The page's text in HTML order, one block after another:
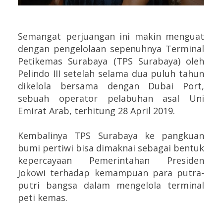
Semangat perjuangan ini makin menguat
dengan pengelolaan sepenuhnya Terminal
Petikemas Surabaya (TPS Surabaya) oleh
Pelindo III setelah selama dua puluh tahun
dikelola bersama dengan Dubai Port,
sebuah operator pelabuhan asal Uni
Emirat Arab, terhitung 28 April 2019.
Kembalinya TPS Surabaya ke pangkuan
bumi pertiwi bisa dimaknai sebagai bentuk
kepercayaan Pemerintahan Presiden
Jokowi terhadap kemampuan para putra-
putri bangsa dalam mengelola terminal
peti kemas.